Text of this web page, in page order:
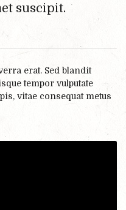
suscipit.
erat. Sed blandit
tempor vulputate
vitae consequat metus